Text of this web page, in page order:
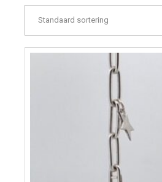
Standaard sortering